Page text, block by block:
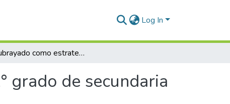
Log In
El subrayado como estrategia en estudiantes del 1° grado de secundaria de la I.E. Loreto – Iquitos 2020
grado de secundaria